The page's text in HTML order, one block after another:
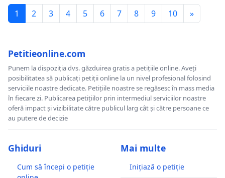
1 2 3 4 5 6 7 8 9 10 »
Petitieonline.com
Punem la dispoziția dvs. găzduirea gratis a petițiile online. Aveți
posibilitatea să publicați petiții online la un nivel profesional folosind
serviciile noastre dedicate. Petițiile noastre se regăsesc în mass media
în fiecare zi. Publicarea petițiilor prin intermediul serviciilor noastre
oferă impact și vizibilitate către publicul larg cât și către persoane ce
au putere de decizie
Ghiduri
Cum să începi o petiție
Mai multe
Inițiază o petiție